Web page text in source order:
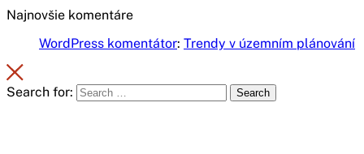
Najnovšie komentáre
WordPress komentátor: Trendy v územním plánování
Search for: Search